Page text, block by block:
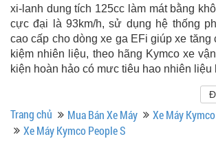
xi-lanh dung tích 125cc làm mát bằng
cực đại là 93km/h, sử dụng hệ thống
cao cấp cho dòng xe ga EFi giúp xe tăng
kiệm nhiên liệu, theo hãng Kymco xe
kiện hoàn hảo có mưc tiêu hao nhiên liệu
Trang chủ Mua Bán Xe Máy
Xe Máy Kymco
Xe Máy Kymco People S